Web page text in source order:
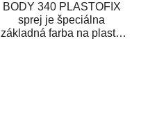
BODY 340 PLASTOFIX
sprej je špeciálna
základná farba na plasty,